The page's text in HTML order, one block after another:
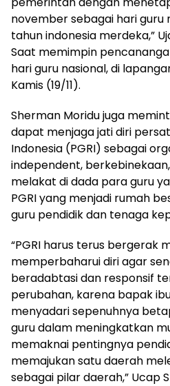
november sebagai hari guru
tahun indonesia merdeka,”
Saat memimpin
hari guru nasional, di
Kamis (19/11).
Sherman Moridu juga
dapat menjaga jati diri
Indonesia (PGRI) sebagai
independent,
melakat di dada para guru
PGRI yang menjadi rumah
guru pendidik dan tenaga
“PGRI harus terus bergerak
memperbaharui diri agar
beradabtasi dan responsif
perubahan, karena bapak
menyadari sepenuhnya
guru dalam meningkatkan
memaknai pentingnya
memajukan satu daerah
sebagai pilar daerah,” Ucap